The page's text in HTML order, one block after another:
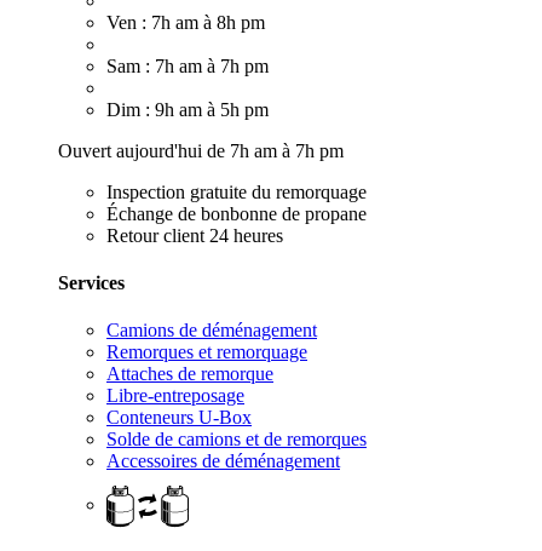
Ven : 7h am à 8h pm
Sam : 7h am à 7h pm
Dim : 9h am à 5h pm
Ouvert aujourd'hui de 7h am à 7h pm
Inspection gratuite du remorquage
Échange de bonbonne de propane
Retour client 24 heures
Services
Camions de déménagement
Remorques et remorquage
Attaches de remorque
Libre-entreposage
Conteneurs U-Box
Solde de camions et de remorques
Accessoires de déménagement